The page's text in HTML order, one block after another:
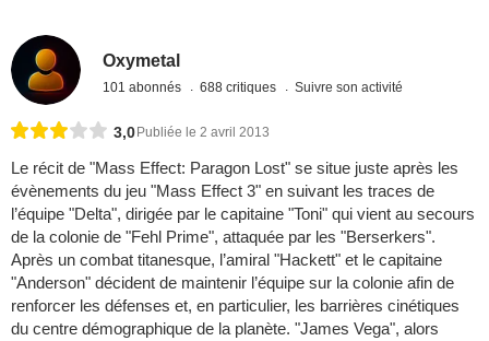
Oxymetal
101 abonnés 688 critiques Suivre son activité
3,0 Publiée le 2 avril 2013
Le récit de "Mass Effect: Paragon Lost" se situe juste après les
évènements du jeu "Mass Effect 3" en suivant les traces de
l’équipe "Delta", dirigée par le capitaine "Toni" qui vient au secours
de la colonie de "Fehl Prime", attaquée par les "Berserkers".
Après un combat titanesque, l’amiral "Hackett" et le capitaine
"Anderson" décident de maintenir l’équipe sur la colonie afin de
renforcer les défenses et, en particulier, les barrières cinétiques
du centre démographique de la planète. "James Vega", alors